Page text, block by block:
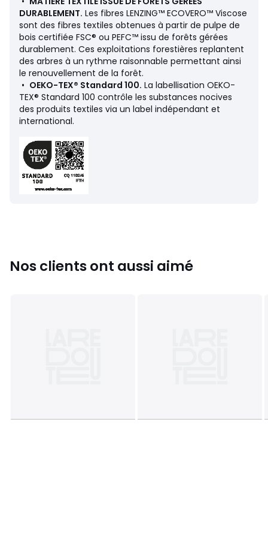
Couleurs Pétrole, Noir
Tailles 34/36, 38/40, 42/44, 46/48, 50/52, 54/56
Caractéristiques environnementales de l’emballage
En savoir plus sur nos emballages
DURABLEMENT. Les fibres LENZING™ ECOVERO™ Viscose
sont des fibres textiles obtenues à partir de pulpe de
bois certifiée FSC® ou PEFC™ issu de forêts gérées
durablement. Ces exploitations forestières replantent
des arbres à un rythme raisonnable permettant ainsi
le renouvellement de la forêt.
• OEKO-TEX® Standard 100. La labellisation OEKO-
TEX® Standard 100 contrôle les substances nocives
des produits textiles via un label indépendant et
international.
Nos clients ont aussi aimé